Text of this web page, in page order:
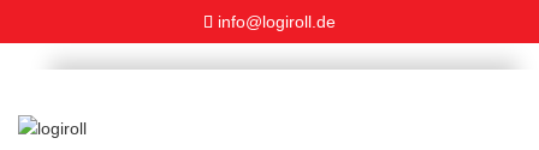
info@logiroll.de